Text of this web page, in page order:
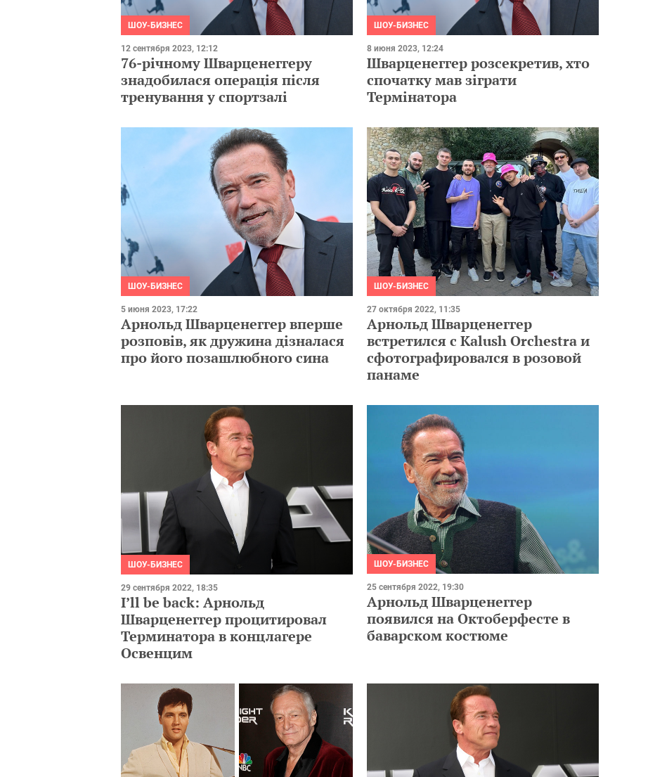
ШОУ-БИЗНЕС
12 сентября 2023, 12:12
76-річному Шварценеггеру
знадобилася операція після
тренування у спортзалі
ШОУ-БИЗНЕС
8 июня 2023, 12:24
Шварценеггер розсекретив, хто
спочатку мав зіграти
Термінатора
ШОУ-БИЗНЕС
5 июня 2023, 17:22
Арнольд Шварценеггер вперше
розповів, як дружина дізналася
про його позашлюбного сина
ШОУ-БИЗНЕС
27 октября 2022, 11:35
Арнольд Шварценеггер
встретился с Kalush Orchestra и
сфотографировался в розовой
панаме
ШОУ-БИЗНЕС
29 сентября 2022, 18:35
I’ll be back: Арнольд
Шварценеггер процитировал
Терминатора в концлагере
Освенцим
ШОУ-БИЗНЕС
25 сентября 2022, 19:30
Арнольд Шварценеггер
появился на Октоберфесте в
баварском костюме